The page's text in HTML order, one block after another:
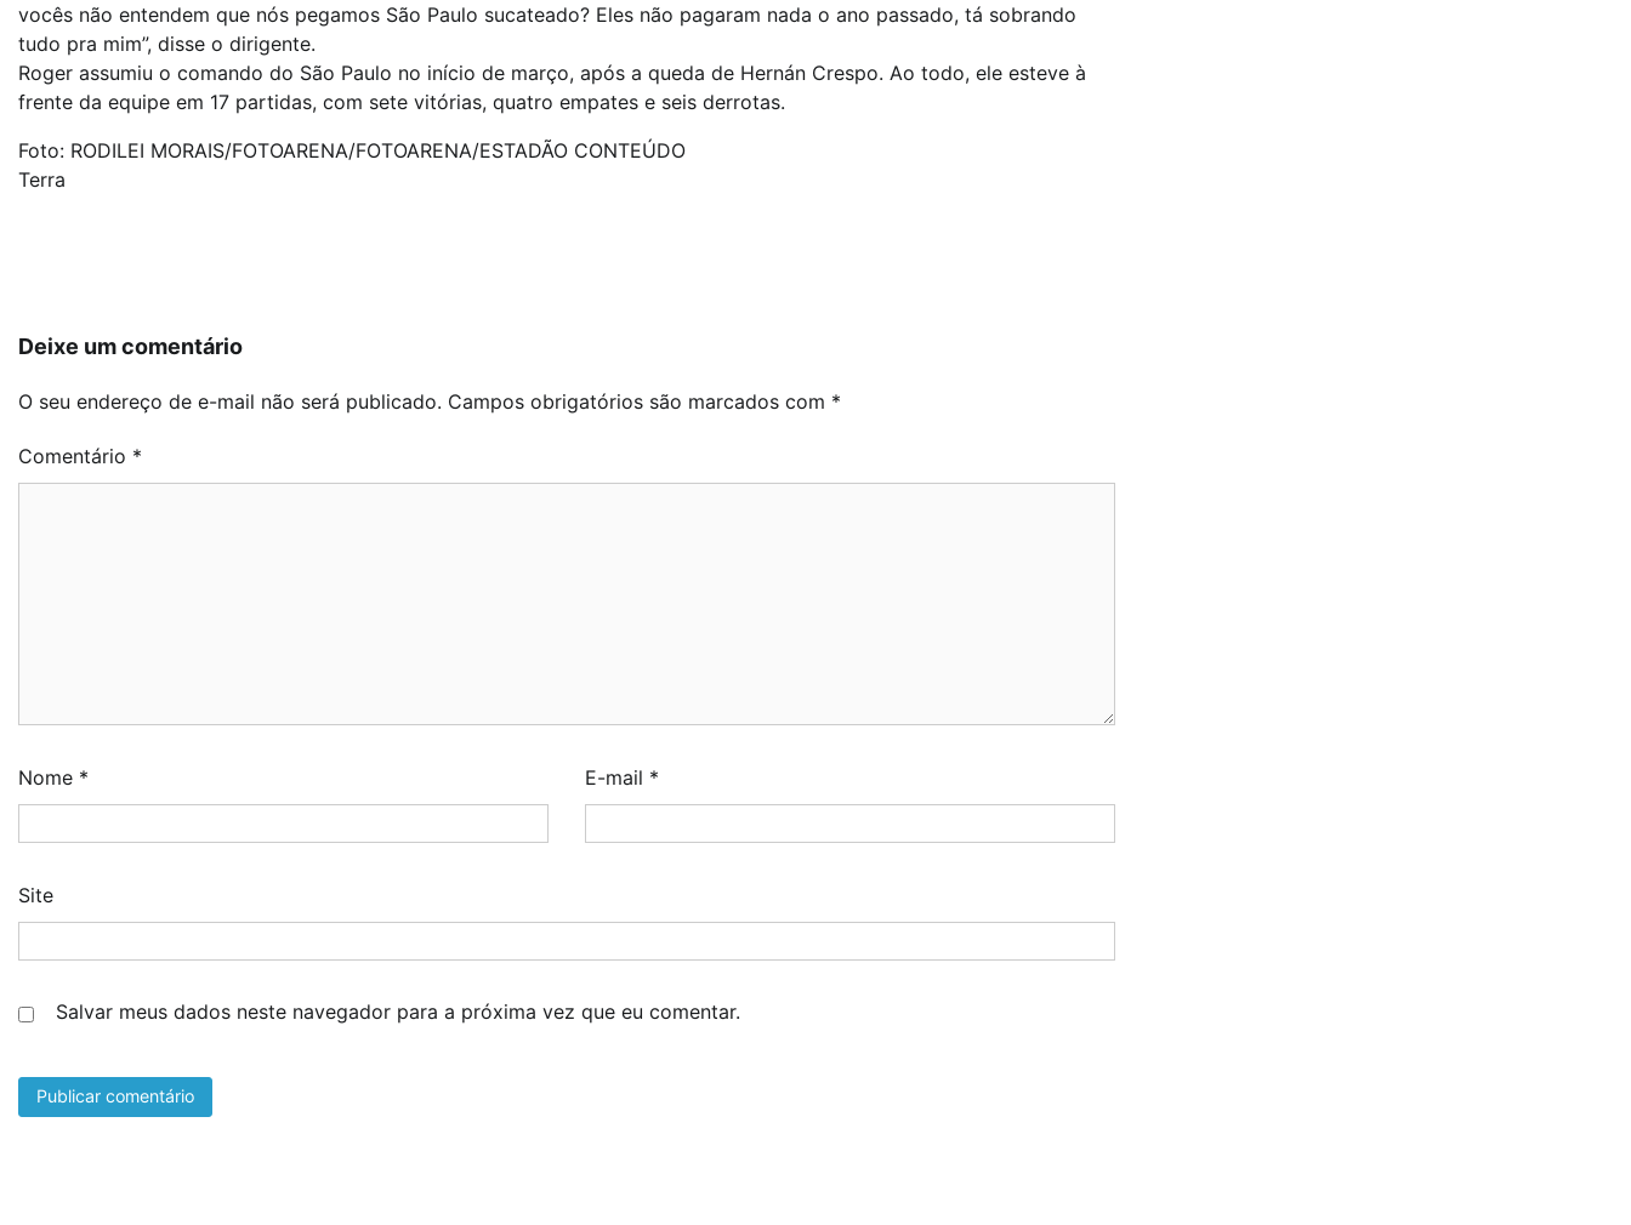
vocês não entendem que nós pegamos São Paulo sucateado? Eles não pagaram nada o ano passado, tá sobrando
tudo pra mim”, disse o dirigente.
Roger assumiu o comando do São Paulo no início de março, após a queda de Hernán Crespo. Ao todo, ele esteve à
frente da equipe em 17 partidas, com sete vitórias, quatro empates e seis derrotas.
Foto: RODILEI MORAIS/FOTOARENA/FOTOARENA/ESTADÃO CONTEÚDO
Terra
Post
Deixe um comentário
O seu endereço de e-mail não será publicado. Campos obrigatórios são marcados com *
Comentário *
Nome * E-mail *
Site
Salvar meus dados neste navegador para a próxima vez que eu comentar.